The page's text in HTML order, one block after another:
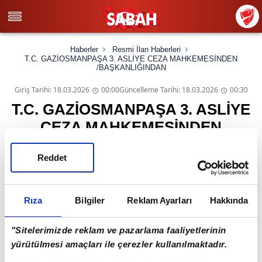
Rıza Bilgiler Reklam Ayarları Hakkında
"Sitelerimizde reklam ve pazarlama faaliyetlerinin
yürütülmesi amaçları ile çerezler kullanılmaktadır.
Reddet
Haberler
Resmi İlan Haberleri
T.C. GAZİOSMANPAŞA 3. ASLİYE CEZA MAHKEMESİNDEN
/BAŞKANLIĞINDAN
Giriş Tarihi: 18.03.2026 00:00Güncelleme Tarihi: 18.03.2026 00:30
T.C. GAZİOSMANPAŞA 3. ASLİYE
CEZA MAHKEMESİNDEN
/BAŞKANLIĞINDAN
T.C. GAZİOSMANPAŞA 3. ASLİYE CEZA
MAHKEMESİNDEN /BAŞKANLIĞINDAN
İ L A N
KARAR NO :2023/1338